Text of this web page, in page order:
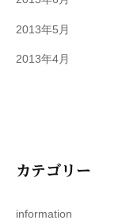
2013年5月
2013年4月
カテゴリー
information